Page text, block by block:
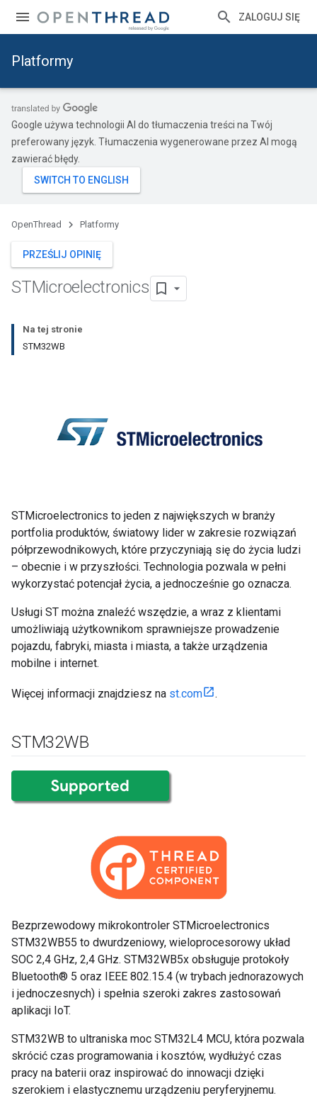
ZALOGUJ SIĘ
Platformy
Google używa technologii AI do tłumaczenia treści na Twój
preferowany język. Tłumaczenia wygenerowane przez AI mogą
zawierać błędy.
OpenThread Platformy
PRZEŚLIJ OPINIĘ
STMicroelectronics
Na tej stronie
STM32WB
STMicroelectronics to jeden z największych w branży
portfolia produktów, światowy lider w zakresie rozwiązań
półprzewodnikowych, które przyczyniają się do życia ludzi
– obecnie i w przyszłości. Technologia pozwala w pełni
wykorzystać potencjał życia, a jednocześnie go oznacza.
Usługi ST można znaleźć wszędzie, a wraz z klientami
umożliwiają użytkownikom sprawniejsze prowadzenie
pojazdu, fabryki, miasta i miasta, a także urządzenia
mobilne i internet.
Więcej informacji znajdziesz na st.com .
STM32WB
Bezprzewodowy mikrokontroler STMicroelectronics
STM32WB55 to dwurdzeniowy, wieloprocesorowy układ
SOC 2,4 GHz, 2,4 GHz. STM32WB5x obsługuje protokoły
Bluetooth® 5 oraz IEEE 802.15.4 (w trybach jednorazowych
i jednoczesnych) i spełnia szeroki zakres zastosowań
aplikacji IoT.
STM32WB to ultraniska moc STM32L4 MCU, która pozwala
skrócić czas programowania i kosztów, wydłużyć czas
pracy na baterii oraz inspirować do innowacji dzięki
szerokiem i elastycznemu urządzeniu peryferyjnemu.